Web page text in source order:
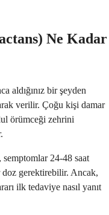
Ne Kadar
aldığınız bir şeyden
verilir. Çoğu kişi damar
örümceği zehrini
semptomlar 24-48 saat
gerektirebilir. Ancak,
ilk tedaviye nasıl yanıt